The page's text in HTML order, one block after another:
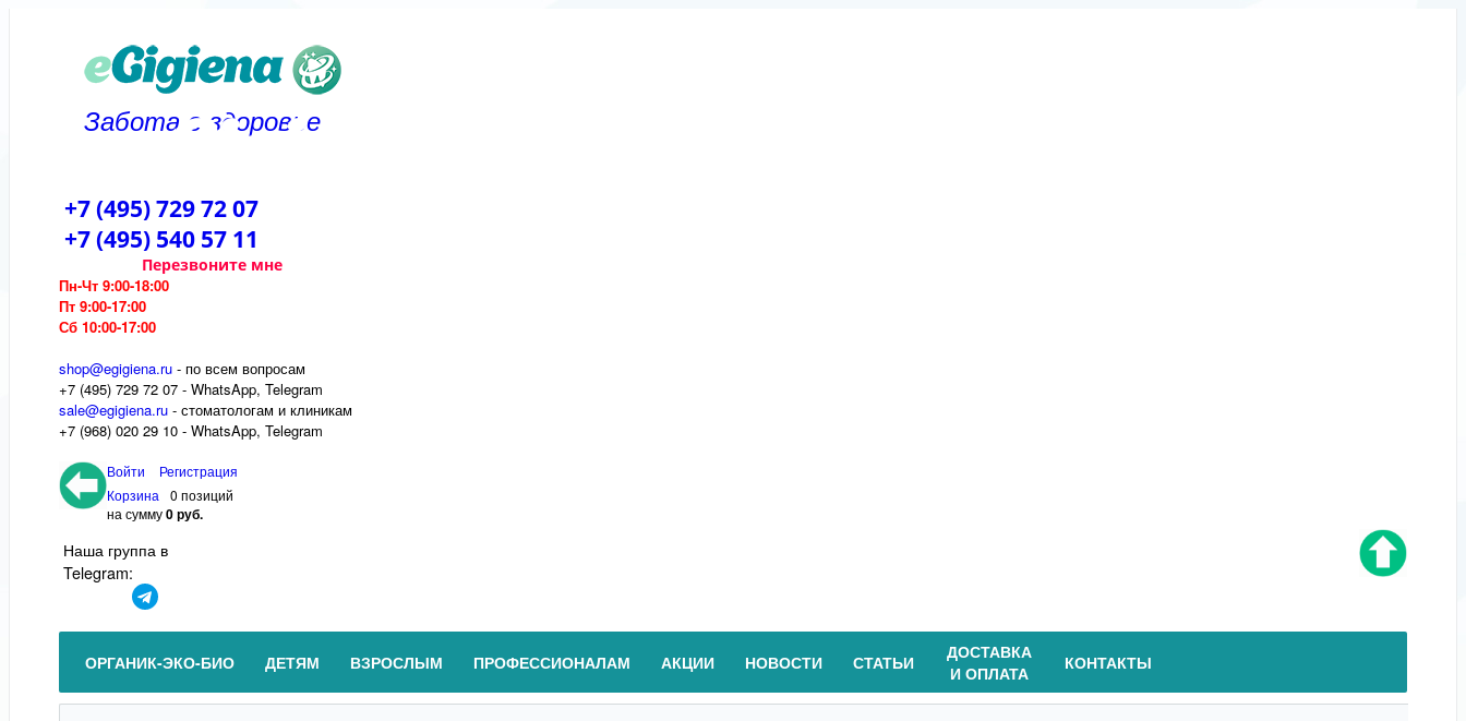
Забота о здоровье
+7 (495) 729 72 07
+7 (495) 540 57 11
Перезвоните мне
Пн-Чт 9:00-18:00
Пт 9:00-17:00
Сб 10:00-17:00
shop@egigiena.ru - по всем вопросам
‎+7 (495) 729 72 07 - WhatsApp, Telegram
sale@egigiena.ru - стоматологам и клиникам
+7 (968) 020 29 10 - WhatsApp, Telegram
Войти
Регистрация
Корзина
0 позиций
на сумму0 руб.
Наша группа в
Telegram:
ОРГАНИК-ЭКО-БИО ДЕТЯМ ВЗРОСЛЫМ ПРОФЕССИОНАЛАМ АКЦИИ НОВОСТИ СТАТЬИ
ДОСТАВКА
И ОПЛАТА
КОНТАКТЫ